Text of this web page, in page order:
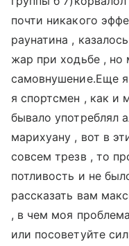
почти никакого
раунатина ,
жар при ходьбе , но
самовнушение.Еще
я спортсмен , как и
бывало употреблял
марихуану , вот в
совсем трезв , то
потливость и не
рассказать вам
, в чем моя
или посоветуйте